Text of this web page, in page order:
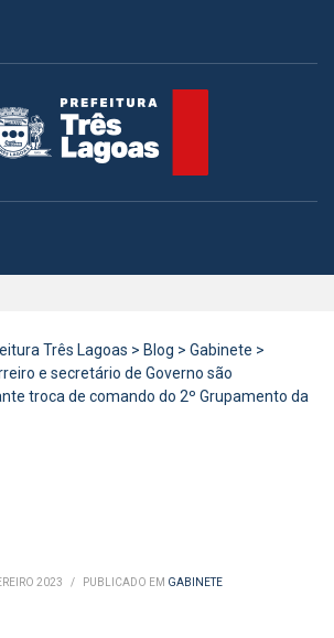
Três Lagoas > Blog > Gabinete >
e secretário de Governo são
troca de comando do 2º Grupamento da
2023 / PUBLICADO EM GABINETE